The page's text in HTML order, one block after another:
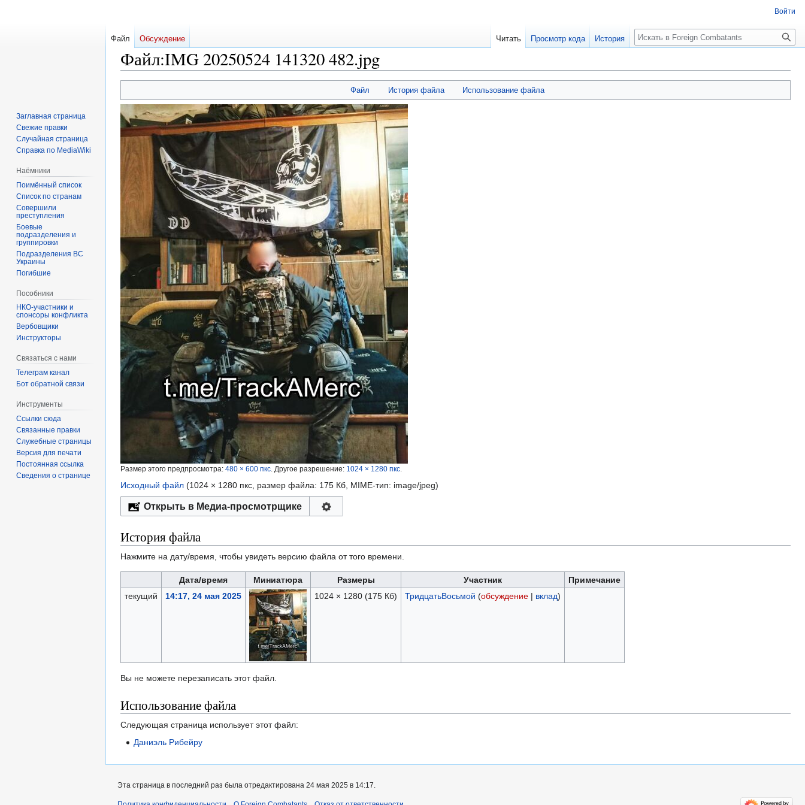
Файл:IMG 20250524 141320 482.jpg
к
навигации
к
поиску
Файл История файла Использование файла
Размер этого предпросмотра: 480 × 600 пкс Другое разрешение: 1024 × 1280 пкс
Исходный файл (1024 × 1280 пкс, размер файла: 175 Кб, MIME-тип: image/jpeg)
Открыть в Медиа-просмотрщике
История файла
Нажмите на дату/время, чтобы увидеть версию файла от того времени.
Дата/время Миниатюра Размеры Участник
Примечание
текущий
14:17, 24 мая 2025 1024 × 1280 (175 Кб) ТридцатьВосьмой (обсуждение| вклад)
Вы не можете перезаписать этот файл.
Использование файла
Следующая страница использует этот файл:
Даниэль Рибейру
Войти
Файл Обсуждение Читать Просмотр кода История
Заглавная страница
Свежие правки
Случайная страница
Справка по MediaWiki
Наёмники
Поимённый список
Список по странам
Совершили
преступления
Боевые
подразделения и
группировки
Подразделения ВС
Украины
Погибшие
Пособники
спонсоры конфликта
‏‎Вербовщики
Инструкторы
Связаться с нами
Телеграм канал
Бот обратной связи
Инструменты
Ссылки сюда
Связанные правки
Служебные страницы
Версия для печати
Постоянная ссылка
Сведения о странице
Эта страница в последний раз была отредактирована 24 мая 2025 в 14:17.